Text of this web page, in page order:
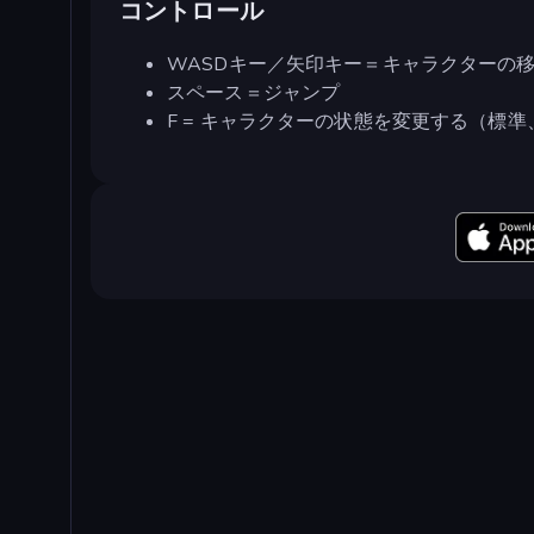
コントロール
WASDキー／矢印キー＝キャラクターの
スペース＝ジャンプ
F = キャラクターの状態を変更する（標